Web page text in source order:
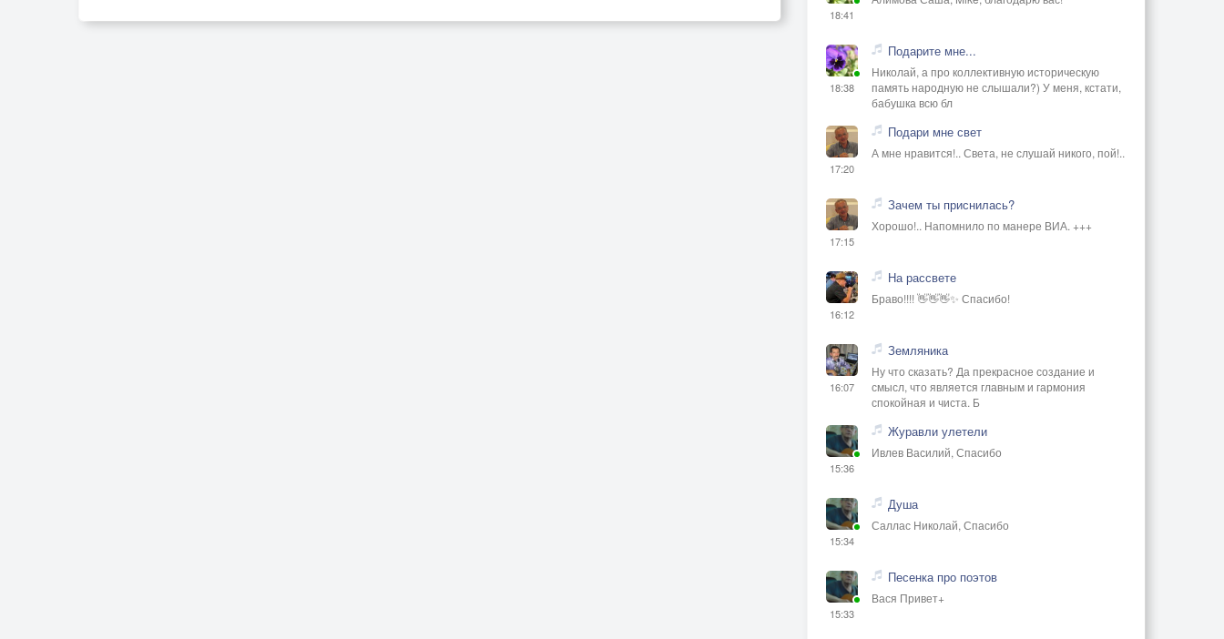
18:41
18:38
Подарите мне...
Николай, а про коллективную историческую
память народную не слышали?) У меня, кстати,
бабушка всю бл
17:20
Подари мне свет
А мне нравится!.. Света, не слушай никого, пой!..
17:15
Зачем ты приснилась?
Хорошо!.. Напомнило по манере ВИА. +++
16:12
На рассвете
Браво!!!! 👋👋👋✨ Спасибо!
16:07
Земляника
Ну что сказать? Да прекрасное создание и
смысл, что является главным и гармония
спокойная и чиста. Б
15:36
Журавли улетели
Ивлев Василий, Спасибо
15:34
Душа
Саллас Николай, Спасибо
15:33
Песенка про поэтов
Вася Привет+